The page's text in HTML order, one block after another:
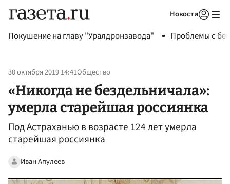
Новости
Покушение на главу "Уралдронзавода" Проблемы с
30 октября 2019 14:41Общество
«Никогда не бездельничала»:
умерла старейшая россиянка
Под Астраханью в возрасте 124 лет умерла
старейшая россиянка
Иван Апулеев